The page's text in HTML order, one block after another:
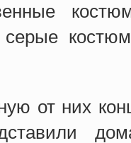
серые
от них